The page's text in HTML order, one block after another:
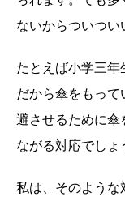
ないからついつい
たとえば小学三年
だから傘をもっ
避させるために傘
ながる対応でしょ
私は、そのような